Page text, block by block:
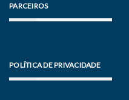
PARCEIROS
POLÍTICA DE PRIVACIDADE